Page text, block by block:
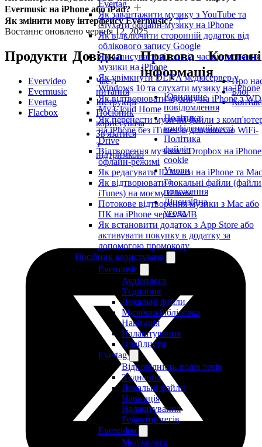
Evertag
Як завантажити музику з YouTube та
слухати офлайн-музику на iPhone
Як відключити сторонній додаток від
облікового запису Google
Як записувати відео під час відтворення
музики на iPhone
Як увімкнути DLNA медіасервер у
Windows 10 та слухати музику на iPhone
Як відтворювати музику на iPhone з WD
My Cloud Home
Як перенести музичні файли з
на iPhone без iTunes за допомогою WiFi-
Drive
Відтворення музики з Dropbox на
офлайн-режимі
Як редагувати ID3-теги на iPhone та Mac
Як відтворювати локальні файли (файли
iTunes) на моєму iPhone
Потокове відтворення музики з Mac або
ПК на iPhone через SMB
Як встановити додаток з App Store або
активувати покупку в додатку за
допомогою промокоду
Посібник користувача
Evermusic
Аудіоплеєр
З'єднання
Локальні файли
Музична бібліотека
Навігація
Налаштування
Плейлисти
Evertag
Відповідність полів тегів
З'єднання
Локальні файли
Навігація
Налаштування
Редактор тегів
Evervideo
Медіаплеєр
Evermusic на iPhone або iPad?
Як змінити мову інтерфейсу Evermusic?
Востаннє оновлено червня 12, 2025
Продукти
Evervideo
Evermusic
Evertag
Flacbox
Довідка
Часті
питання
Інструкції
Посібник
користувача
Зв'язатися
з
підтримкою
Правова
інформація
Юридичне
повідомлення
Політика
конфіденційності
Політика
файлів
cookie
Умови
та
положення
Ліцензійна
угода
Про
Блог